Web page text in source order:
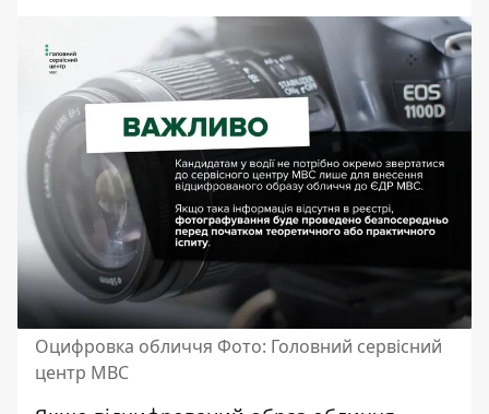
Оцифровка обличчя Фото: Головний сервісний
центр МВС